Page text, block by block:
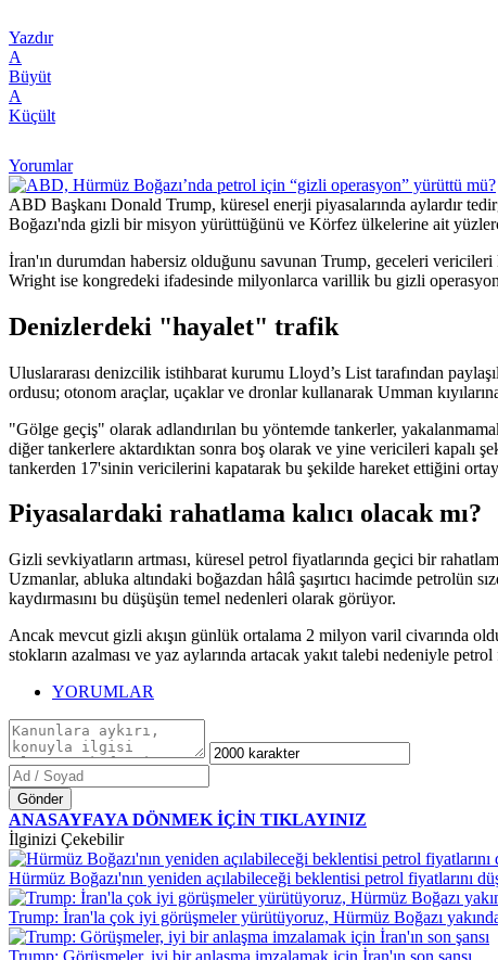
Yazdır
A
Büyüt
A
Küçült
Yorumlar
ABD Başkanı Donald Trump, küresel enerji piyasalarında aylardır
Boğazı'nda gizli bir misyon yürüttüğünü ve Körfez ülkelerine ait
İran'ın durumdan habersiz olduğunu savunan Trump, geceleri
Wright ise kongredeki ifadesinde milyonlarca varillik bu gizli
Denizlerdeki "hayalet" trafik
Uluslararası denizcilik istihbarat kurumu Lloyd’s List tarafından
ordusu; otonom araçlar, uçaklar ve dronlar kullanarak Umman
"Gölge geçiş" olarak adlandırılan bu yöntemde tankerler,
diğer tankerlere aktardıktan sonra boş olarak ve yine vericileri kapalı
tankerden 17'sinin vericilerini kapatarak bu şekilde hareket ettiğini
Piyasalardaki rahatlama kalıcı olacak mı?
Gizli sevkiyatların artması, küresel petrol fiyatlarında geçici bir
Uzmanlar, abluka altındaki boğazdan hâlâ şaşırtıcı hacimde petrolün
kaydırmasını bu düşüşün temel nedenleri olarak görüyor.
Ancak mevcut gizli akışın günlük ortalama 2 milyon varil civarında
stokların azalması ve yaz aylarında artacak yakıt talebi nedeniyle
YORUMLAR
Gönder
ANASAYFAYA DÖNMEK İÇİN TIKLAYINIZ
İlginizi Çekebilir
Hürmüz Boğazı'nın yeniden açılabileceği beklentisi petrol fiyatlarını
Trump: İran'la çok iyi görüşmeler yürütüyoruz, Hürmüz Boğazı